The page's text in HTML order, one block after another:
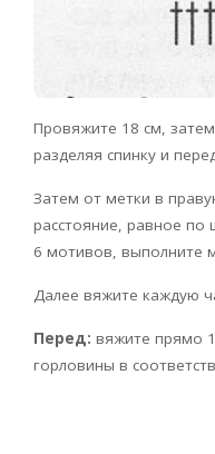
Провяжите 18 см,
разделяя спинку и
Затем от метки в
расстояние, равное
6 мотивов, выполните
Далее вяжите каждую
Перед: вяжите прямо
горловины в